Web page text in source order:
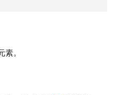
素。